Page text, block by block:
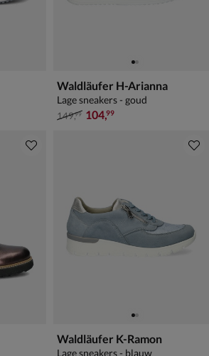
Waldläufer H-Arianna
Lage sneakers - goud
van € 149,99 voor € 104,99
149,99 104,99
Waldläufer K-Ramon
Lage sneakers - blauw